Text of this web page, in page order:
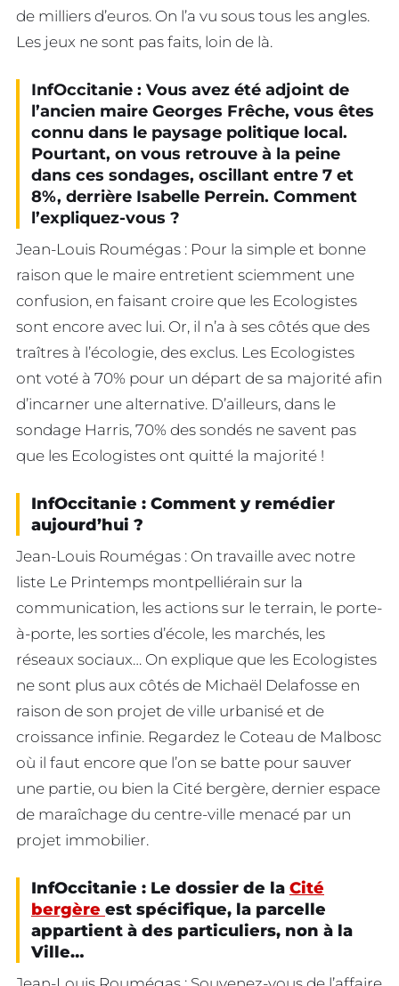
de milliers d’euros. On l’a vu sous tous les angles.
Les jeux ne sont pas faits, loin de là.
InfOccitanie : Vous avez été adjoint de
l’ancien maire Georges Frêche, vous êtes
connu dans le paysage politique local.
Pourtant, on vous retrouve à la peine
dans ces sondages, oscillant entre 7 et
8%, derrière Isabelle Perrein. Comment
l’expliquez-vous ?
Jean-Louis Roumégas : Pour la simple et bonne
raison que le maire entretient sciemment une
confusion, en faisant croire que les Ecologistes
sont encore avec lui. Or, il n’a à ses côtés que des
traîtres à l’écologie, des exclus. Les Ecologistes
ont voté à 70% pour un départ de sa majorité afin
d’incarner une alternative. D’ailleurs, dans le
sondage Harris, 70% des sondés ne savent pas
que les Ecologistes ont quitté la majorité !
InfOccitanie : Comment y remédier
aujourd’hui ?
Jean-Louis Roumégas : On travaille avec notre
liste Le Printemps montpelliérain sur la
communication, les actions sur le terrain, le porte-
à-porte, les sorties d’école, les marchés, les
réseaux sociaux… On explique que les Ecologistes
ne sont plus aux côtés de Michaël Delafosse en
raison de son projet de ville urbanisé et de
croissance infinie. Regardez le Coteau de Malbosc
où il faut encore que l’on se batte pour sauver
une partie, ou bien la Cité bergère, dernier espace
de maraîchage du centre-ville menacé par un
projet immobilier.
InfOccitanie : Le dossier de la Cité
bergère est spécifique, la parcelle
appartient à des particuliers, non à la
Ville…